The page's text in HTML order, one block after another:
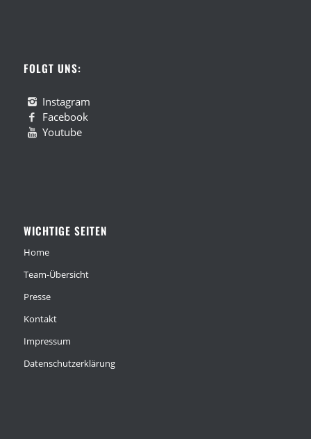
FOLGT UNS:
Instagram
Facebook
Youtube
WICHTIGE SEITEN
Home
Team-Übersicht
Presse
Kontakt
Impressum
Datenschutzerklärung